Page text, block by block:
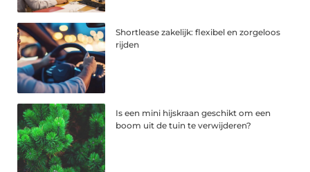
Shortlease zakelijk: flexibel en zorgeloos
rijden
Is een mini hijskraan geschikt om een
boom uit de tuin te verwijderen?